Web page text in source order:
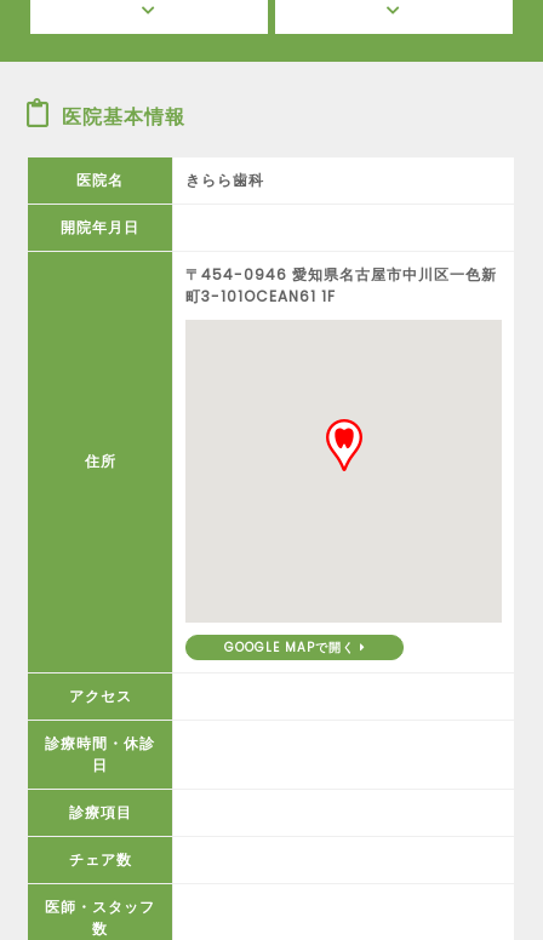
医院基本情報
医院名 きらら歯科
開院年月日
住所
〒454-0946 愛知県名古屋市中川区一色新
町3-101OCEAN61 1F
GOOGLE MAPで開く
アクセス
診療時間・休診
日
診療項目
チェア数
医師・スタッフ
数